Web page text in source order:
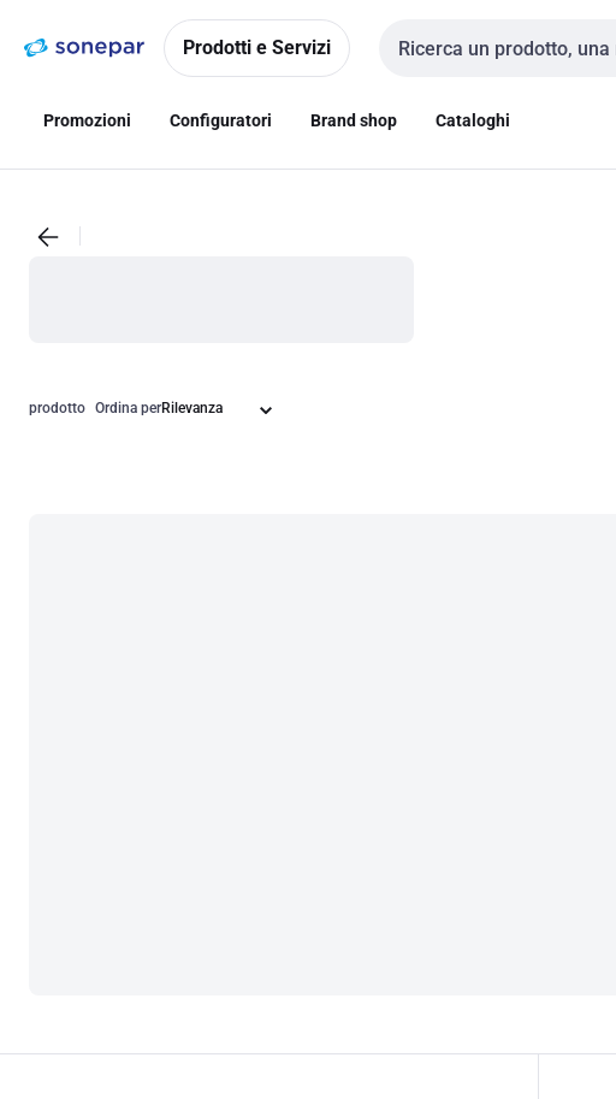
navigazionealla
Prodotti e Servizi
Cerca input
Promozioni Configuratori Brand shop Cataloghi
prodotto Ordina per